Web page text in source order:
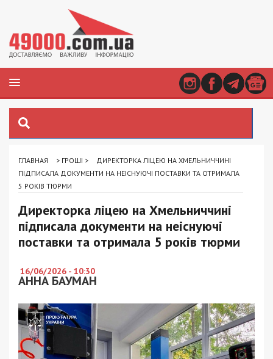
ГЛАВНАЯ > ГРОШІ >
ДИРЕКТОРКА ЛІЦЕЮ НА ХМЕЛЬНИЧЧИНІ
ПІДПИСАЛА ДОКУМЕНТИ НА НЕІСНУЮЧІ ПОСТАВКИ ТА ОТРИМАЛА
5 РОКІВ ТЮРМИ
Директорка ліцею на Хмельниччині
підписала документи на неіснуючі
поставки та отримала 5 років тюрми
16/06/2026 - 10:30
АННА БАУМАН